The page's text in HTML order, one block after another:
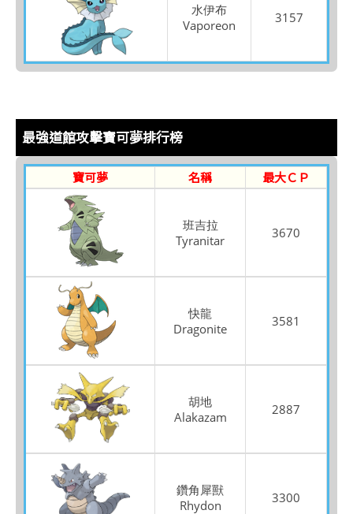
水伊布
Vaporeon
3157
最強道館攻擊寶可夢排行榜
寶可夢 名稱 最大ＣＰ
班吉拉
Tyranitar
3670
快龍
Dragonite
3581
胡地
Alakazam
2887
鑽角犀獸
Rhydon
3300